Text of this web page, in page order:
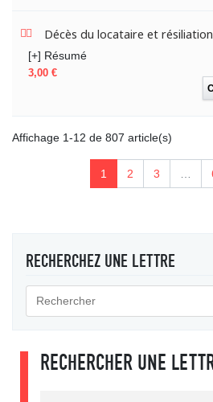
Décès du locataire et
[+] Résumé
Prix
3,00 €
Affichage 1-12 de 807 article(s)
1 2 3
RECHERCHEZ UNE LETTRE
RECHERCHER UNE